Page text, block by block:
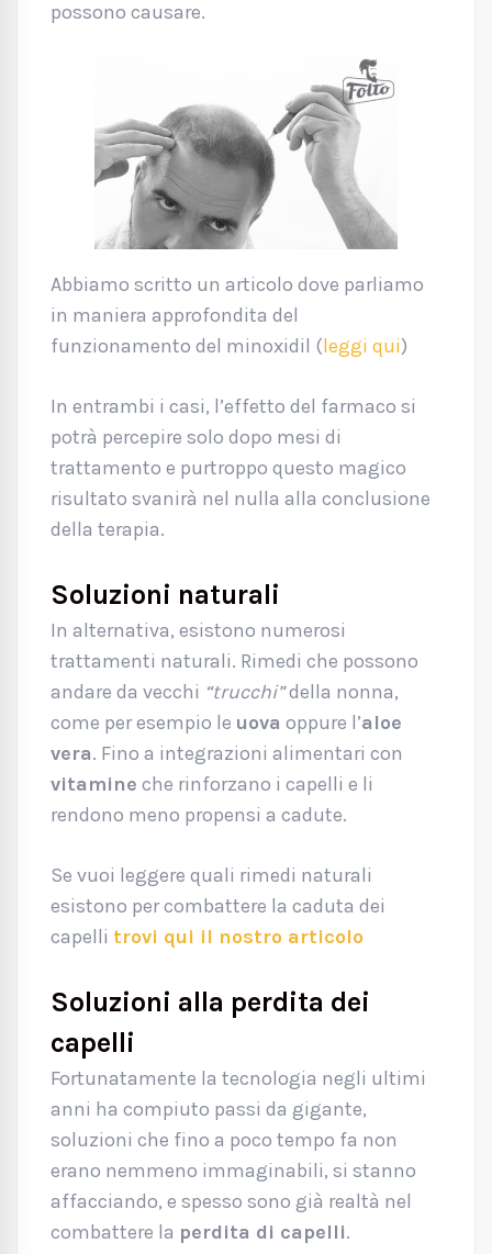
possono causare.
Abbiamo scritto un articolo dove parliamo
in maniera approfondita del
funzionamento del minoxidil (leggi qui)
In entrambi i casi, l’effetto del farmaco si
potrà percepire solo dopo mesi di
trattamento e purtroppo questo magico
risultato svanirà nel nulla alla conclusione
della terapia.
Soluzioni naturali
In alternativa, esistono numerosi
trattamenti naturali. Rimedi che possono
andare da vecchi “trucchi”della nonna,
come per esempio le uova oppure l’aloe
vera. Fino a integrazioni alimentari con
vitamine che rinforzano i capelli e li
rendono meno propensi a cadute.
Se vuoi leggere quali rimedi naturali
esistono per combattere la caduta dei
capelli trovi qui il nostro articolo
Soluzioni alla perdita dei
capelli
Fortunatamente la tecnologia negli ultimi
anni ha compiuto passi da gigante,
soluzioni che fino a poco tempo fa non
erano nemmeno immaginabili, si stanno
affacciando, e spesso sono già realtà nel
combattere la perdita di capelli.